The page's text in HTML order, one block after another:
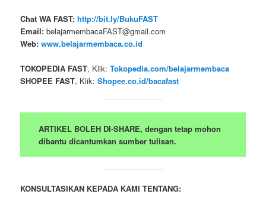
Chat WA FAST: http://bit.ly/BukuFAST
Email: belajarmembacaFAST@gmail.com
Web: www.belajarmembaca.co.id
TOKOPEDIA FAST, Klik:Tokopedia.com/belajarmembaca
SHOPEE FAST, Klik:Shopee.co.id/bacafast
ARTIKEL BOLEH DI-SHARE, dengan tetap mohon
dibantu dicantumkan sumber tulisan.
KONSULTASIKAN KEPADA KAMI TENTANG: